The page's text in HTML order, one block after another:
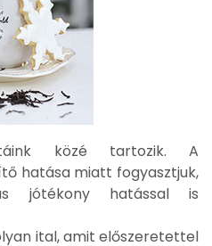
közé tartozik. A
hatása miatt fogyasztjuk,
jótékony hatással is
ital, amit előszeretettel